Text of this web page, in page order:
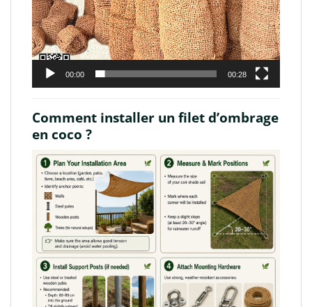
00:00 00:28
Comment installer un filet d’ombrage
en coco ?